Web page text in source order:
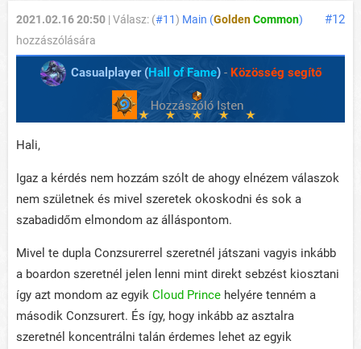
#12
2021.02.16 20:50 | Válasz: (#11) Main (GoldenCommon)
hozzászólására
Casualplayer (Hall of Fame)- Közösség segítő
Hali,
Igaz a kérdés nem hozzám szólt de ahogy elnézem válaszok
nem születnek és mivel szeretek okoskodni és sok a
szabadidőm elmondom az álláspontom.
Mivel te dupla Conzsurerrel szeretnél játszani vagyis inkább
a boardon szeretnél jelen lenni mint direkt sebzést kiosztani
így azt mondom az egyik Cloud Prince helyére tenném a
második Conzsurert. És így, hogy inkább az asztalra
szeretnél koncentrálni talán érdemes lehet az egyik